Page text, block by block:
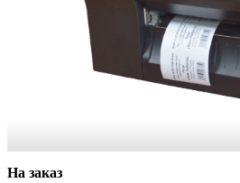
На заказ